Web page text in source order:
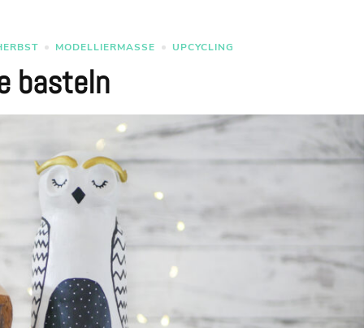
MODELLIERMASSE UPCYCLING
basteln